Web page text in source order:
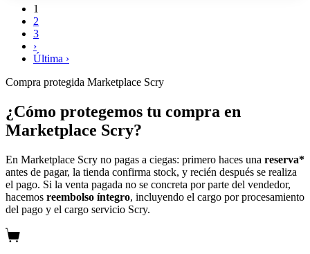
1
2
3
›
Última ›
Compra protegida Marketplace Scry
¿Cómo protegemos tu compra en
Marketplace Scry?
En Marketplace Scry no pagas a ciegas: primero haces una reserva*
antes de pagar, la tienda confirma stock, y recién después se realiza
el pago. Si la venta pagada no se concreta por parte del vendedor,
hacemos reembolso íntegro, incluyendo el cargo por procesamiento
del pago y el cargo servicio Scry.